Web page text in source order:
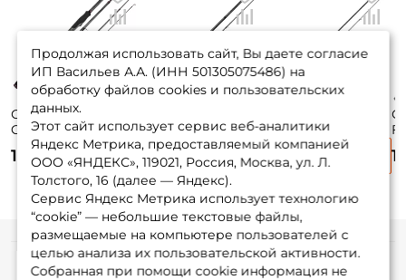
Спиннинг Zetrix
Companero 231см.
12-40гр. 168гр. fast
/ CNS-774MH
13 780 ₽
Imperial 228см. 8-
30гр. 118гр. fast /
IMS-762M
11 460 ₽
Troutezza 232см.
1,5-9гр. 95гр. fast /
NTRS-762L
9 780 ₽
Продолжая использовать сайт, Вы даете согласие
ИП Васильев А.А. (ИНН 501305075486) на
обработку файлов cookies и пользовательских
данных.
Этот сайт использует сервис веб-аналитики
Яндекс Метрика, предоставляемый компанией
ООО «ЯНДЕКС», 119021, Россия, Москва, ул. Л.
Толстого, 16 (далее — Яндекс).
Сервис Яндекс Метрика использует технологию
“cookie” — небольшие текстовые файлы,
размещаемые на компьютере пользователей с
целью анализа их пользовательской активности.
Собранная при помощи cookie информация не
Информация